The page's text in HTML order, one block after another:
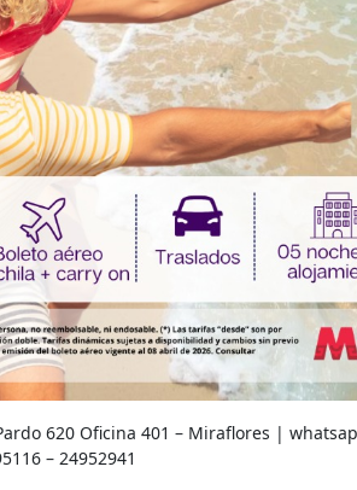
Pardo 620 Oficina 401 – Miraflores |
– 24952941